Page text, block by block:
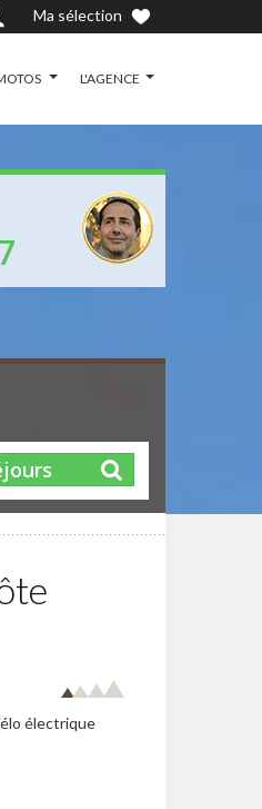
Ma sélection
L'AGENCE
électrique